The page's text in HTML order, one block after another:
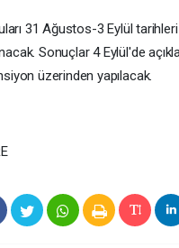
31 Ağustos-3 Eylül
Sonuçlar 4 Eylül'de
üzerinden yapılacak.